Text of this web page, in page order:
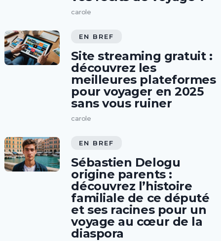
carole
EN BREF
Site streaming gratuit :
découvrez les
meilleures plateformes
pour voyager en 2025
sans vous ruiner
carole
EN BREF
Sébastien Delogu
origine parents :
découvrez l’histoire
familiale de ce député
et ses racines pour un
voyage au cœur de la
diaspora